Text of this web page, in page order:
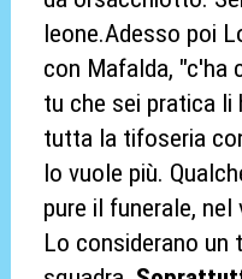
leone.Adesso poi
con Mafalda, "c'ha
tu che sei pratica li
tutta la tifoseria
lo vuole più.
pure il funerale,
Lo considerano un